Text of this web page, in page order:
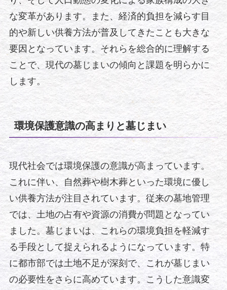
な変革があります。また、経済的負担を減らす目
的や新しい供養方法が普及してきたことも大きな
要因となっています。それらを総合的に理解する
ことで、現代の墓じまいの傾向と課題を明らかに
します。
環境保護意識の高まりと墓じまい
現代社会では環境保護の意識が高まっています。
これに伴い、自然葬や樹木葬といった環境に優し
い供養方法が注目されています。従来の墓地管理
では、土地の占有や資源の消費が問題となってい
ました。墓じまいは、これらの環境負担を軽減す
る手段として捉えられるようになっています。特
に都市部では土地不足が深刻で、これが墓じまい
の必要性をさらに高めています。こうした意識変